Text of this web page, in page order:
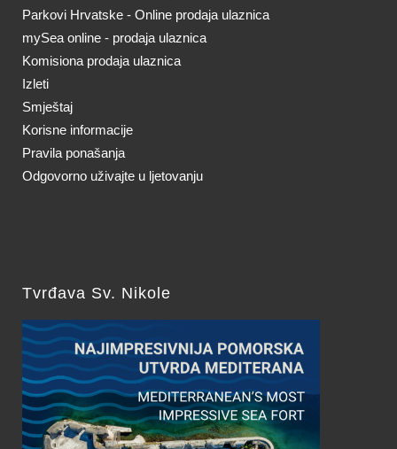
Parkovi Hrvatske - Online prodaja ulaznica
mySea online - prodaja ulaznica
Komisiona prodaja ulaznica
Izleti
Smještaj
Korisne informacije
Pravila ponašanja
Odgovorno uživajte u ljetovanju
Tvrđava Sv. Nikole